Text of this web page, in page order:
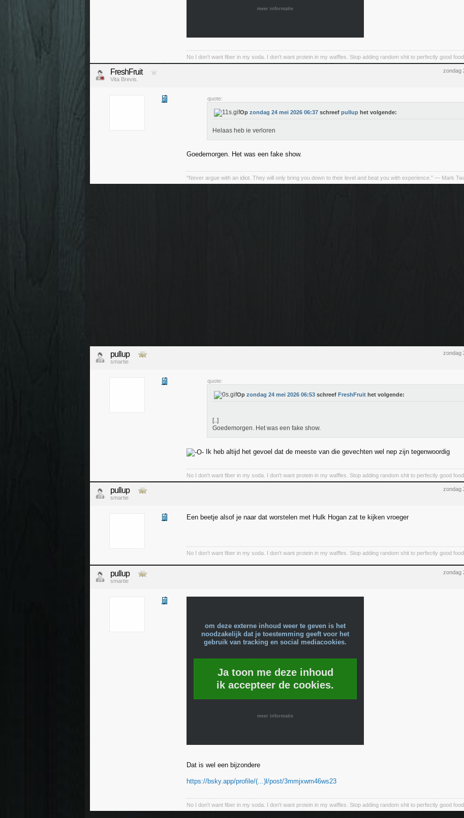
meer informatie
No I don't want fiber in my soda. I don't want protein in my waffles. Stop adding random shit to perfectly good food.
zondag
FreshFruit
Vita Brevis.
quote:
Op zondag 24 mei 2026 06:37 schreef pullup het volgende:
Helaas heb ie verloren
Goedemorgen. Het was een fake show.
“Never argue with an idiot. They will only bring you down to their level and beat you with experience.” ― Mark
zondag
pullup
smartie
quote:
Op zondag 24 mei 2026 06:53 schreef FreshFruit het volgende:
[..]
Goedemorgen. Het was een fake show.
Ik heb altijd het gevoel dat de meeste van die gevechten wel nep zijn tegenwoordig
No I don't want fiber in my soda. I don't want protein in my waffles. Stop adding random shit to perfectly good food.
zondag
pullup
smartie
Een beetje alsof je naar dat worstelen met Hulk Hogan zat te kijken vroeger
No I don't want fiber in my soda. I don't want protein in my waffles. Stop adding random shit to perfectly good food.
zondag
pullup
smartie
om deze externe inhoud weer te geven is het
noodzakelijk dat je toestemming geeft voor het
gebruik van tracking en social mediacookies.
Ja toon me deze inhoud
ik accepteer de cookies.
meer informatie
Dat is wel een bijzondere
https://bsky.app/profile/(...)l/post/3mmjxwm46ws23
No I don't want fiber in my soda. I don't want protein in my waffles. Stop adding random shit to perfectly good food.